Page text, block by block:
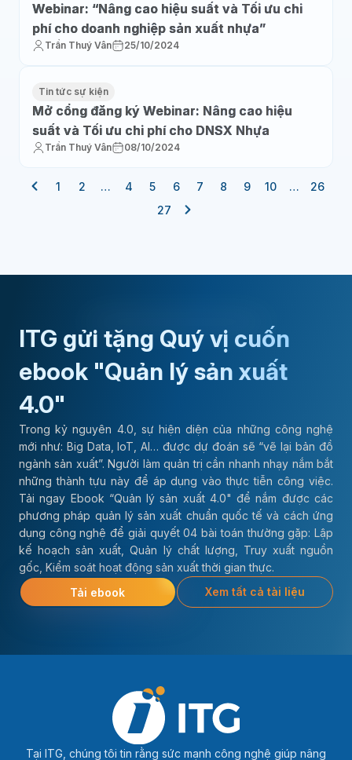
Webinar: “Nâng cao hiệu suất và Tối ưu chi
phí cho doanh nghiệp sản xuất nhựa”
Trần Thuý Vân 25/10/2024
Tin tức sự kiện
Mở cổng đăng ký Webinar: Nâng cao hiệu
suất và Tối ưu chi phí cho DNSX Nhựa
Trần Thuý Vân 08/10/2024
1 2 … 4 5 6 7 8 9 10 …
26
27
ITG gửi tặng Quý vị cuốn
ebook "Quản lý sản xuất
4.0"
Trong kỷ nguyên 4.0, sự hiện diện của những công nghệ
mới như: Big Data, IoT, AI… được dự đoán sẽ “vẽ lại bản đồ
ngành sản xuất”. Người làm quản trị cần nhanh nhạy nắm bắt
những thành tựu này để áp dụng vào thực tiễn công việc.
Tải ngay Ebook “Quản lý sản xuất 4.0" để nắm được các
phương pháp quản lý sản xuất chuẩn quốc tế và cách ứng
dụng công nghệ để giải quyết 04 bài toán thường gặp: Lập
kế hoạch sản xuất, Quản lý chất lượng, Truy xuất nguồn
gốc, Kiểm soát hoạt động sản xuất thời gian thực.
Tải ebook
Xem tất cả tài liệu
Tại ITG, chúng tôi tin rằng sức mạnh công nghệ giúp nâng